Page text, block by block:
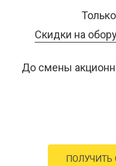
Скидки на
До смены
ПОЛУЧИТЬ